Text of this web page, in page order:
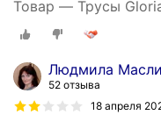
Товар — Трусы
Людмила
52 отзыва
18 апреля